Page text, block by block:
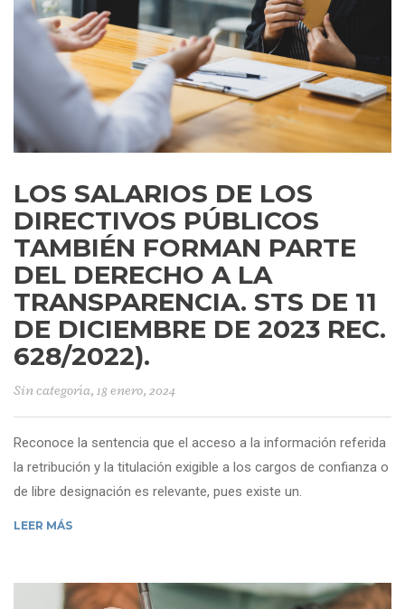
LOS SALARIOS DE LOS
DIRECTIVOS PÚBLICOS
TAMBIÉN FORMAN PARTE
DEL DERECHO A LA
TRANSPARENCIA. STS DE 11
DE DICIEMBRE DE 2023 REC.
628/2022).
Sin categoría, 18 enero, 2024
Reconoce la sentencia que el acceso a la información referida
la retribución y la titulación exigible a los cargos de confianza o
de libre designación es relevante, pues existe un.
LEER MÁS